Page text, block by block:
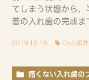
てしまう状態から
善の入れ歯の完成
2019.12.18 Dr.小坂井
痛くない入れ歯の